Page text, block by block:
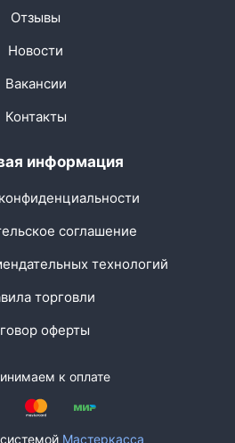
Отзывы
Новости
Вакансии
Контакты
информация
соглашение
технологий
торговли
оферты
к оплате
Мастеркасса